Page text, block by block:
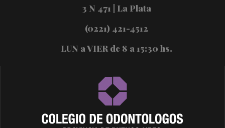
3 N 471 | La Plata
(0221) 421-4512
LUN a VIER de 8 a 15:30 hs.